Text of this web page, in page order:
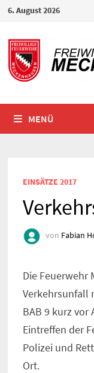
Zum
springen
6. August 2026
MENÜ
EINSÄTZE 2017
von Fabian
Die Feuerwehr
Verkehrsunfall
BAB 9 kurz
Eintreffen der
Polizei und
Ort.